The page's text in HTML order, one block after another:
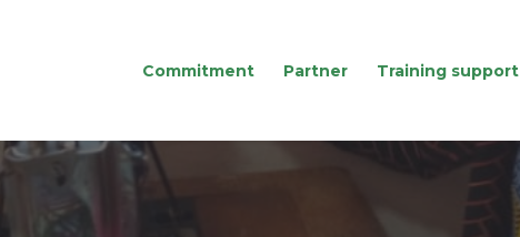
Commitment Partner Training support